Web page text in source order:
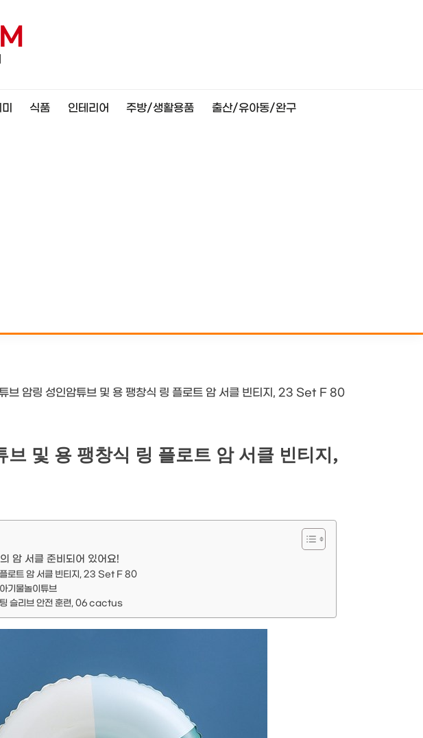
식품 인테리어 주방/생활용품 출산/유아동/완구
브 암링 성인암튜브 및 용 팽창식 링 플로트 암 서클 빈티지, 23 Set F 80
브 및 용 팽창식 링 플로트 암 서클 빈티지,
암 서클 준비되어 있어요!
플로트 암 서클 빈티지, 23 Set F 80
기물놀이튜브
팅 슬리브 안전 훈련, 06 cactus